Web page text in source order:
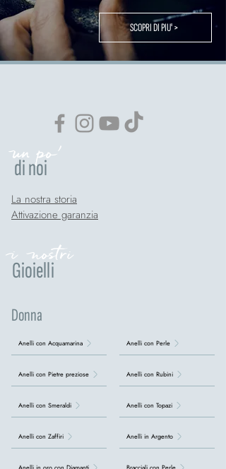
SCOPRI DI PIU' >
di noi
un po'
La nostra storia
Attivazione garanzia
i nostri
Gioielli
Donna
Anelli con Acquamarina
Anelli con Pietre preziose
Anelli con Smeraldi
Anelli con Zaffiri
Anelli con Perle
Anelli con Rubini
Anelli con Topazi
Anelli in Argento